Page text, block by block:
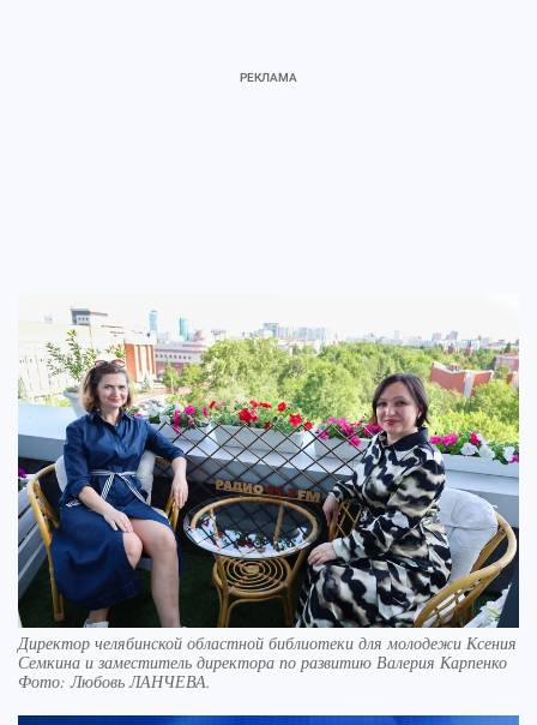
Директор челябинской областной библиотеки для молодежи Ксения
Семкина и заместитель директора по развитию Валерия Карпенко
Фото:Любовь ЛАНЧЕВА.